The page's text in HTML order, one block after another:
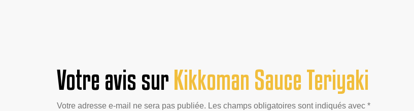
Votre avis surKikkoman Sauce Teriyaki
Votre adresse e-mail ne sera pas publiée. Les champs obligatoires sont indiqués avec *